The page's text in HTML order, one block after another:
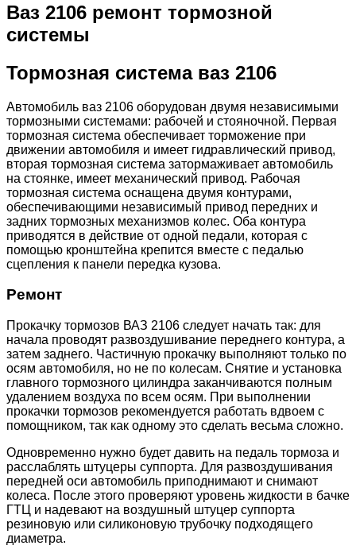
Ваз 2106 ремонт тормозной
системы
Тормозная система ваз 2106
Автомобиль ваз 2106 оборудован двумя независимыми
тормозными системами: рабочей и стояночной. Первая
тормозная система обеспечивает торможение при
движении автомобиля и имеет гидравлический привод,
вторая тормозная система затормаживает автомобиль
на стоянке, имеет механический привод. Рабочая
тормозная система оснащена двумя контурами,
обеспечивающими независимый привод передних и
задних тормозных механизмов колес. Оба контура
приводятся в действие от одной педали, которая с
помощью кронштейна крепится вместе с педалью
сцепления к панели передка кузова.
Ремонт
Прокачку тормозов ВАЗ 2106 следует начать так: для
начала проводят развоздушивание переднего контура, а
затем заднего. Частичную прокачку выполняют только по
осям автомобиля, но не по колесам. Снятие и установка
главного тормозного цилиндра заканчиваются полным
удалением воздуха по всем осям. При выполнении
прокачки тормозов рекомендуется работать вдвоем с
помощником, так как одному это сделать весьма сложно.
Одновременно нужно будет давить на педаль тормоза и
расслаблять штуцеры суппорта. Для развоздушивания
передней оси автомобиль приподнимают и снимают
колеса. После этого проверяют уровень жидкости в бачке
ГТЦ и надевают на воздушный штуцер суппорта
резиновую или силиконовую трубочку подходящего
диаметра.